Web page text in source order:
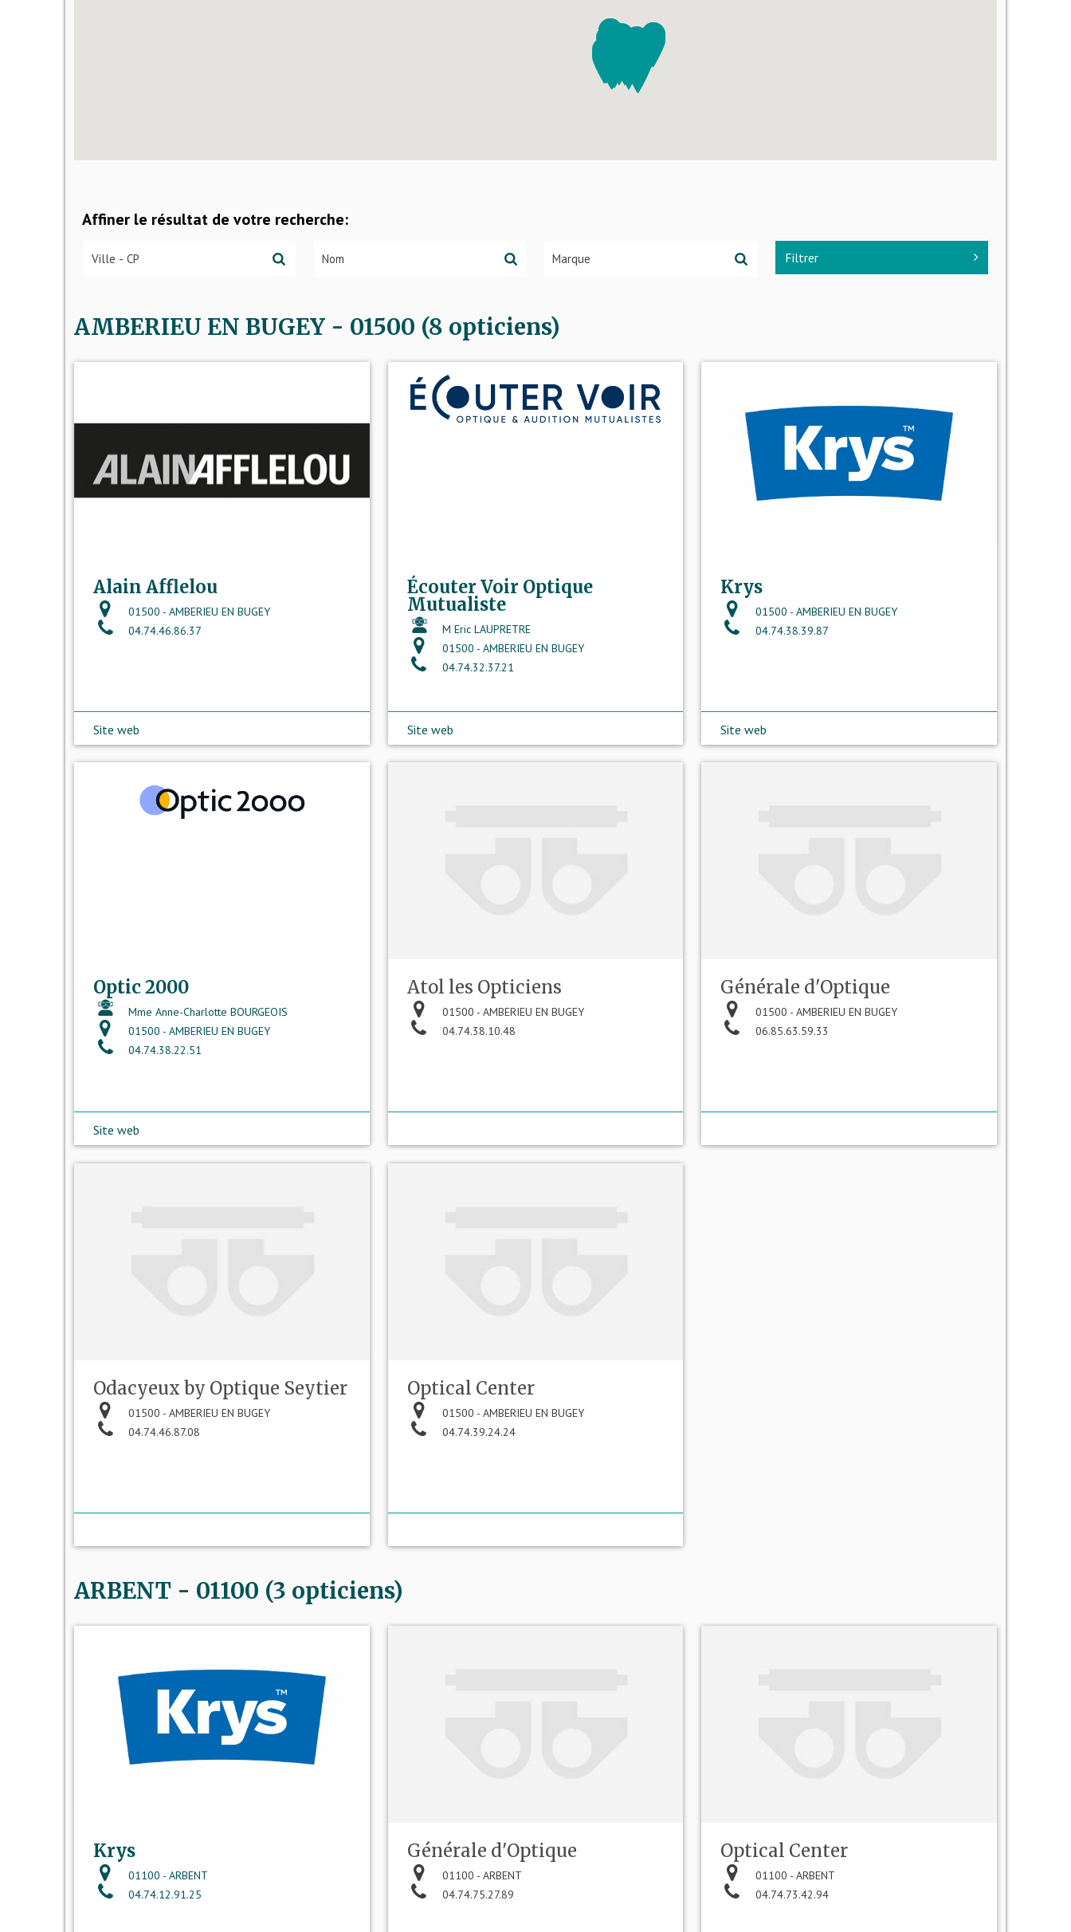
Affiner le résultat de votre recherche:
Filtrer
AMBERIEU EN BUGEY - 01500 (8 opticiens)
Alain Afflelou
01500 - AMBERIEU EN BUGEY
04.74.46.86.37
Site web
Écouter Voir Optique
Mutualiste
M Eric LAUPRETRE
01500 - AMBERIEU EN BUGEY
04.74.32.37.21
Site web
Krys
01500 - AMBERIEU EN BUGEY
04.74.38.39.87
Site web
Optic 2000
Mme Anne-Charlotte BOURGEOIS
01500 - AMBERIEU EN BUGEY
04.74.38.22.51
Site web
Atol les Opticiens
01500 - AMBERIEU EN BUGEY
04.74.38.10.48
Générale d'Optique
01500 - AMBERIEU EN BUGEY
06.85.63.59.33
Odacyeux by Optique Seytier
01500 - AMBERIEU EN BUGEY
04.74.46.87.08
Optical Center
01500 - AMBERIEU EN BUGEY
04.74.39.24.24
ARBENT - 01100 (3 opticiens)
Krys
01100 - ARBENT
04.74.12.91.25
Générale d'Optique
01100 - ARBENT
04.74.75.27.89
Optical Center
01100 - ARBENT
04.74.73.42.94